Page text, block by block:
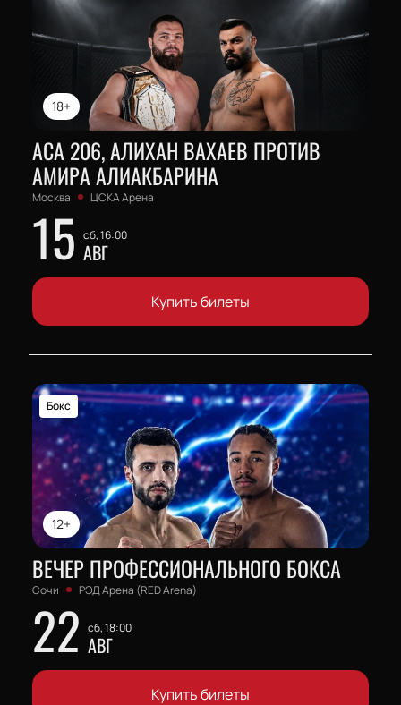
18+
АСА 206, АЛИХАН ВАХАЕВ ПРОТИВ
АМИРА АЛИАКБАРИНА
Москва ЦСКА Арена
15 сб, 16:00
АВГ
Купить билеты
12+
Бокс
ВЕЧЕР ПРОФЕССИОНАЛЬНОГО БОКСА
Сочи РЭД Арена (RED Arena)
22 сб, 18:00
АВГ
Купить билеты